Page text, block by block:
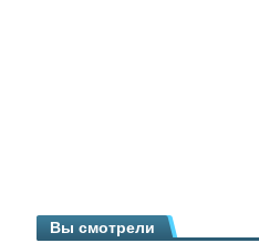
Вы смотрели